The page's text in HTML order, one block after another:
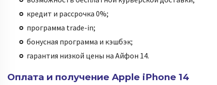
кредит и рассрочка 0%;
программа trade-in;
бонусная программа и кэшбэк;
гарантия низкой цены на Айфон 14.
Оплата и получение Apple iPhone 14